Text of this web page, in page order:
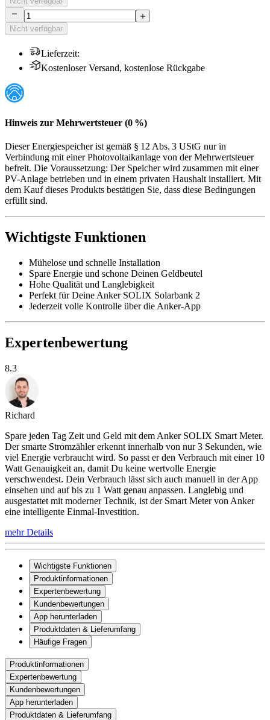
Nicht verfügbar
Lieferzeit:
Kostenloser Versand, kostenlose Rückgabe
Hinweis zur Mehrwertsteuer (0 %)
Dieser Energiespeicher ist gemäß § 12 Abs. 3 UStG nur in
Verbindung mit einer Photovoltaikanlage von der Mehrwertsteuer
befreit. Die Voraussetzung: Der Speicher wird zusammen mit einer
PV-Anlage betrieben und in einem privaten Haushalt installiert. Mit
dem Kauf dieses Produkts bestätigen Sie, dass diese Bedingungen
erfüllt sind.
Wichtigste Funktionen
Mühelose und schnelle Installation
Spare Energie und schone Deinen Geldbeutel
Hohe Qualität und Langlebigkeit
Perfekt für Deine Anker SOLIX Solarbank 2
Jederzeit volle Kontrolle über die Anker-App
Expertenbewertung
8.3
Richard
Spare jeden Tag Zeit und Geld mit dem Anker SOLIX Smart Meter.
Der smarte Stromzähler erkennt innerhalb von nur 3 Sekunden, wie
viel Energie verbraucht wird. So passt er den Verbrauch mit einer 10
Watt Genauigkeit an, damit Du keine wertvolle Energie
verschwendest. Dein Verbrauch lässt sich auch manuell in der App
einsehen und auf bis zu 1 Watt genau anpassen. Langlebig und
ausgestattet mit moderner Technik, ist der Smart Meter von Anker
eine intelligente Einmal-Investition.
mehr Details
Wichtigste Funktionen
Produktinformationen
Expertenbewertung
Kundenbewertungen
App herunterladen
Produktdaten & Lieferumfang
Häufige Fragen
Produktinformationen
Expertenbewertung
Kundenbewertungen
App herunterladen
Produktdaten & Lieferumfang